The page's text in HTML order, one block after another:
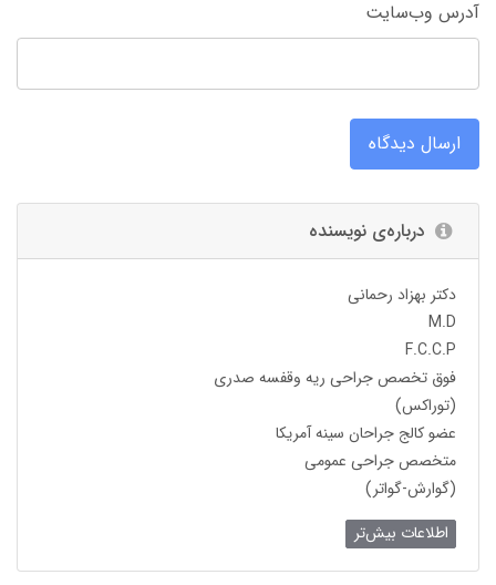
آدرس وب‌سایت
ارسال دیدگاه
درباره‌ی نویسنده
دکتر بهزاد رحمانی
M.D
F.C.C.P
فوق تخصص جراحی ریه وقفسه صدری
(توراکس)
عضو کالج جراحان سینه آمریکا
متخصص جراحی عمومی
(گوارش-گواتر)
اطلاعات بیش‌تر